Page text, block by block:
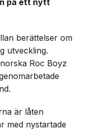
på ett nytt
berättelser om
utveckling.
Roc Boyz
är låten
med nystartade